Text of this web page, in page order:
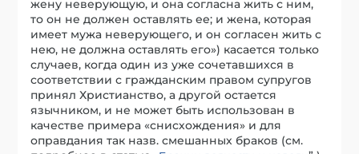
жену неверующую, и она согласна жить с ним,
то он не должен оставлять ее; и жена, которая
имеет мужа неверующего, и он согласен жить с
нею, не должна оставлять его») касается только
случаев, когда один из уже сочетавшихся в
соответствии с гражданским правом супругов
принял Христианство, а другой остается
язычником, и не может быть использован в
качестве примера «снисхождения» и для
оправдания так назв. смешанных браков (см.